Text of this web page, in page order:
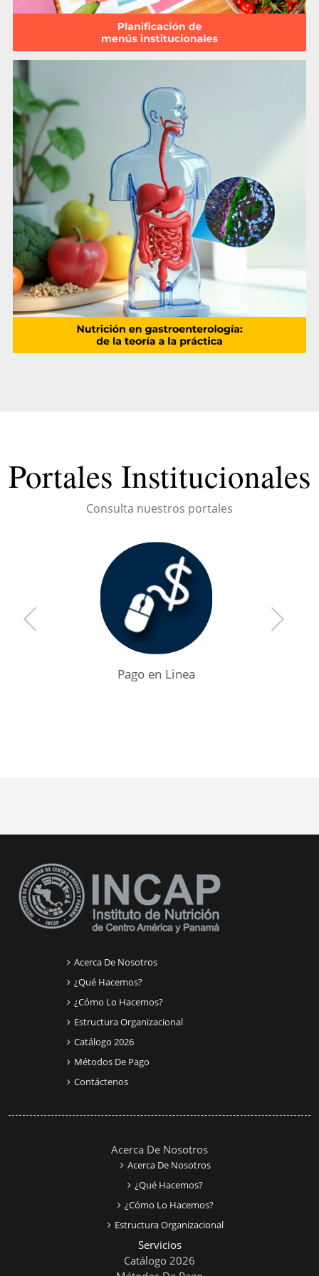
Portales Institucionales
Consulta nuestros portales
Pago en Linea
Acerca De Nosotros
¿Qué Hacemos?
¿Cómo Lo Hacemos?
Estructura Organizacional
Catálogo 2026
Métodos De Pago
Contáctenos
Acerca De Nosotros
Acerca De Nosotros
¿Qué Hacemos?
¿Cómo Lo Hacemos?
Estructura Organizacional
Servicios
Catálogo 2026